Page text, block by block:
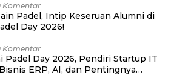
Komentar
Padel, Intip Keseruan Alumni di
Day 2026!
Komentar
Padel Day 2026, Pendiri Startup IT
ERP, AI, dan Pentingnya